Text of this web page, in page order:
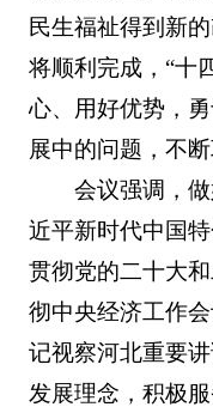
民生福祉得到新
将顺利完成，“十
心、用好优势，
展中的问题，不
会议强调，
近平新时代中国
贯彻党的二十大
彻中央经济工作
记视察河北重要
发展理念，积极